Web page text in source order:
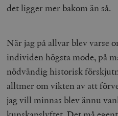
det ligger mer bakom än så.
När jag på allvar blev varse
individen högsta mode, på
nödvändig historisk
alltmer om vikten av att
jag vill minnas blev ännu